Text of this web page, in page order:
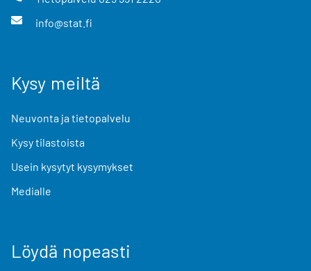
info@stat.fi
Kysy meiltä
Neuvonta ja tietopalvelu
Kysy tilastoista
Usein kysytyt kysymykset
Medialle
Löydä nopeasti